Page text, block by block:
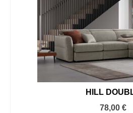
HILL
78,00 €